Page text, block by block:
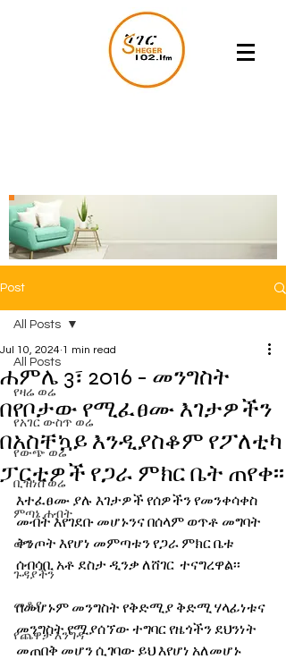
Post
All Posts
የዛሬ ወሬ
የአገር ውስጥ ወሬ
የውጭ ወሬ
ቢዝነስ ወሬ
ምጣኔ ሐብት
ወግ
ጉዳያችን
መቆያ
የጨዋታ እንግዳ
All Posts
ሐምሌ 3፣ 2016 - መንግስት
በየቦታው የሚፈፀሙ እገታዎችን
በአስቸኳይ እንዲያስቆም የፖለቲካ
ፓርቲዎች የጋራ ምክር ቤት ጠየቀ፡፡
Jul 10, 2024 1 min read
እተፈፀሙ ያሉ እገታዎች የሰዎችን የመንቀሳቀስ
መብት እየገደቡ መሆኑንና በሰላም ወጥቶ መግባት
ቅንጦት እየሆነ መምጣቱን የጋራ ምክር ቤቱ
ሰብሳቢ አቶ ደስታ ዲንቃ ለሸገር  ተናግረዋል፡፡
በመሆኑም መንግስት የቅድሚያ ቅድሚ ሃላፊነቱና
መንግስት የሚያሰኘው ተግባር የዜጎችን ደህንነት
መጠበቅ መሆን ሲገባው ይህ እየሆነ አለመሆኑ